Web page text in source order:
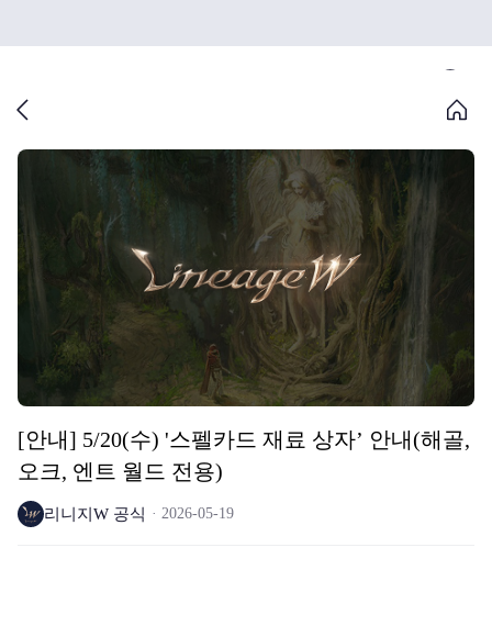
[안내] 5/20(수) '스펠카드 재료 상자’ 안내(해골,
오크, 엔트 월드 전용)
리니지W 공식 2026-05-19